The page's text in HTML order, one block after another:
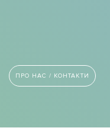
ПРО НАС / КОНТАКТИ